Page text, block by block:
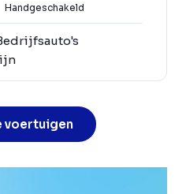
Handgeschakeld
voertuigen